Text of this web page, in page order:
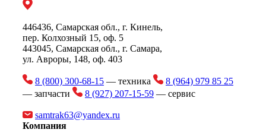
446436, Самарская обл., г. Кинель,
пер. Колхозный 15, оф. 5
443045, Самарская обл., г. Самара,
ул. Авроры, 148, оф. 403
8 (800) 300-68-15 — техника
8 (964) 979 85 25
— запчасти
8 (927) 207-15-59 — сервис
samtrak63@yandex.ru
Компания